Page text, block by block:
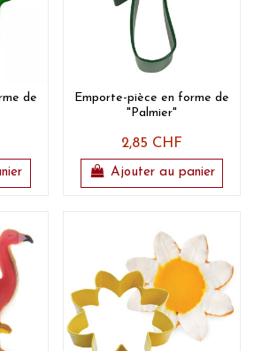
de
Emporte-pièce en forme de
"Palmier"
2,85 CHF
Ajouter au panier